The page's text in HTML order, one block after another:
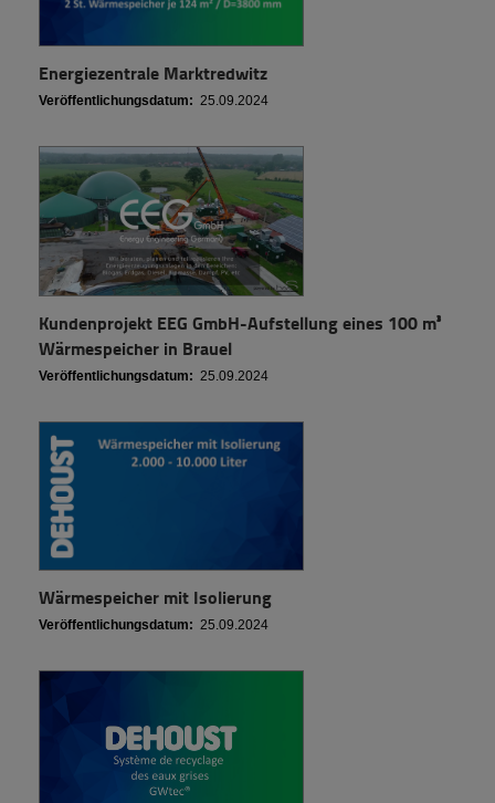
Energiezentrale Marktredwitz
Veröffentlichungsdatum: 25.09.2024
Kundenprojekt EEG GmbH-Aufstellung eines 100 m³
Wärmespeicher in Brauel
Veröffentlichungsdatum: 25.09.2024
Wärmespeicher mit Isolierung
Veröffentlichungsdatum: 25.09.2024